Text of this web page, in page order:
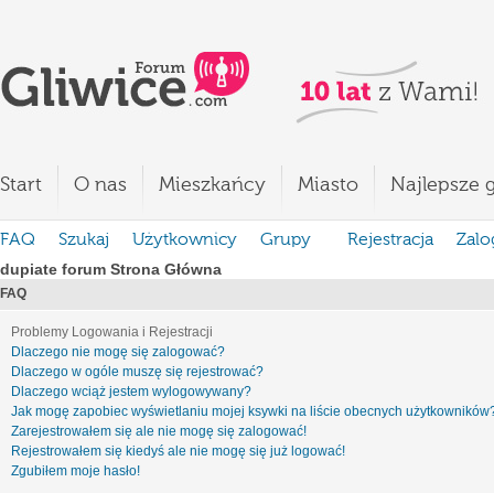
Start O nas Mieszkańcy Miasto Najlepsze
FAQ Szukaj Użytkownicy Grupy Rejestracja
dupiate forum Strona Główna
FAQ
Problemy Logowania i Rejestracji
Dlaczego nie mogę się zalogować?
Dlaczego w ogóle muszę się rejestrować?
Dlaczego wciąż jestem wylogowywany?
Jak mogę zapobiec wyświetlaniu mojej ksywki na liście obecnych
Zarejestrowałem się ale nie mogę się zalogować!
Rejestrowałem się kiedyś ale nie mogę się już logować!
Zgubiłem moje hasło!